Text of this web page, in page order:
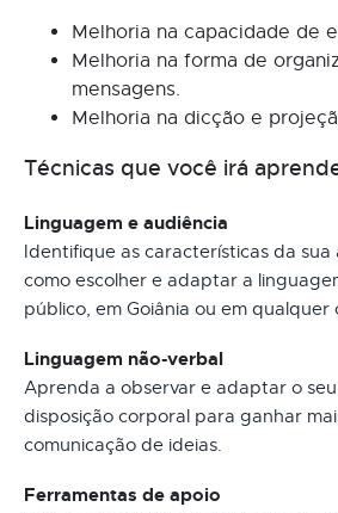
Melhoria na capacidade de
Melhoria na forma de
mensagens.
Melhoria na dicção e
Técnicas que você irá
Linguagem e audiência
Identifique as características da sua
como escolher e adaptar a
público, em Goiânia ou em qualquer
Linguagem não-verbal
Aprenda a observar e adaptar o
disposição corporal para ganhar
comunicação de ideias.
Ferramentas de apoio